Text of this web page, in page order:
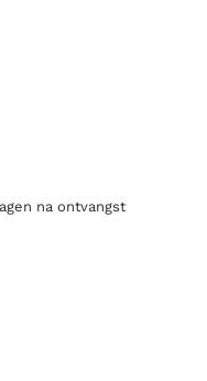
na ontvangst